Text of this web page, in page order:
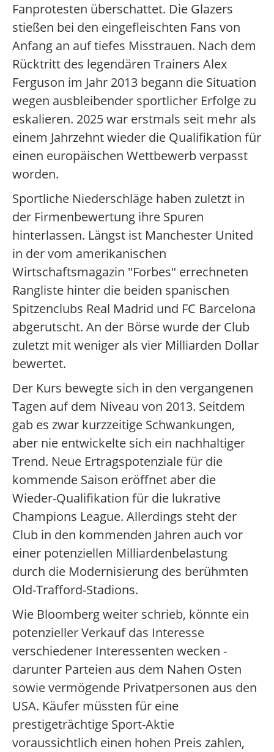
Fanprotesten überschattet. Die Glazers
stießen bei den eingefleischten Fans von
Anfang an auf tiefes Misstrauen. Nach dem
Rücktritt des legendären Trainers Alex
Ferguson im Jahr 2013 begann die Situation
wegen ausbleibender sportlicher Erfolge zu
eskalieren. 2025 war erstmals seit mehr als
einem Jahrzehnt wieder die Qualifikation für
einen europäischen Wettbewerb verpasst
worden.
Sportliche Niederschläge haben zuletzt in
der Firmenbewertung ihre Spuren
hinterlassen. Längst ist Manchester United
in der vom amerikanischen
Wirtschaftsmagazin "Forbes" errechneten
Rangliste hinter die beiden spanischen
Spitzenclubs Real Madrid und FC Barcelona
abgerutscht. An der Börse wurde der Club
zuletzt mit weniger als vier Milliarden Dollar
bewertet.
Der Kurs bewegte sich in den vergangenen
Tagen auf dem Niveau von 2013. Seitdem
gab es zwar kurzzeitige Schwankungen,
aber nie entwickelte sich ein nachhaltiger
Trend. Neue Ertragspotenziale für die
kommende Saison eröffnet aber die
Wieder-Qualifikation für die lukrative
Champions League. Allerdings steht der
Club in den kommenden Jahren auch vor
einer potenziellen Milliardenbelastung
durch die Modernisierung des berühmten
Old-Trafford-Stadions.
Wie Bloomberg weiter schrieb, könnte ein
potenzieller Verkauf das Interesse
verschiedener Interessenten wecken -
darunter Parteien aus dem Nahen Osten
sowie vermögende Privatpersonen aus den
USA. Käufer müssten für eine
prestigeträchtige Sport-Aktie
voraussichtlich einen hohen Preis zahlen,